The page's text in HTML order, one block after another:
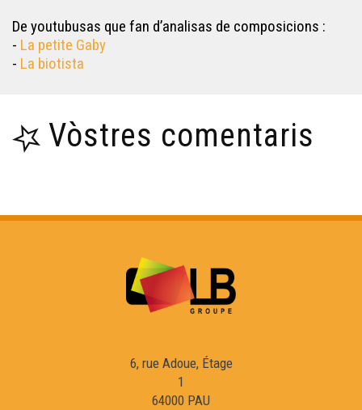
De youtubusas que fan d’analisas de composicions :
- La petite Gaby
- La biotista
Vòstres comentaris
6, rue Adoue, Étage
1
64000 PAU